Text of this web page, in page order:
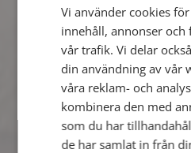
41 år från
Söker man
Tror du
Det finns
Vi använder cookies
innehåll, annonser och
vår trafik. Vi delar
din användning av vår
våra reklam- och
kombinera den med
som du har
de har samlat in från